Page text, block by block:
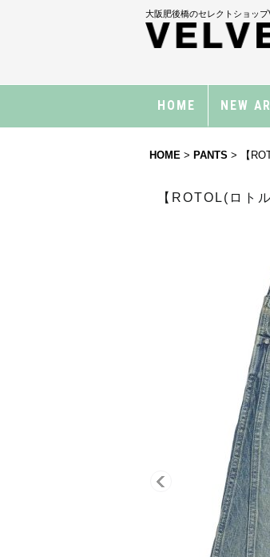
大阪肥後橋のセレクトショッ
HOME NEW
HOME > PANTS > 【
【ROTOL(ロ